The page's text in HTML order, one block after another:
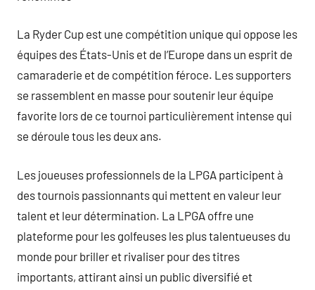
La Ryder Cup est une compétition unique qui oppose les
équipes des États-Unis et de l’Europe dans un esprit de
camaraderie et de compétition féroce. Les supporters
se rassemblent en masse pour soutenir leur équipe
favorite lors de ce tournoi particulièrement intense qui
se déroule tous les deux ans.
Les joueuses professionnels de la LPGA participent à
des tournois passionnants qui mettent en valeur leur
talent et leur détermination. La LPGA offre une
plateforme pour les golfeuses les plus talentueuses du
monde pour briller et rivaliser pour des titres
importants, attirant ainsi un public diversifié et